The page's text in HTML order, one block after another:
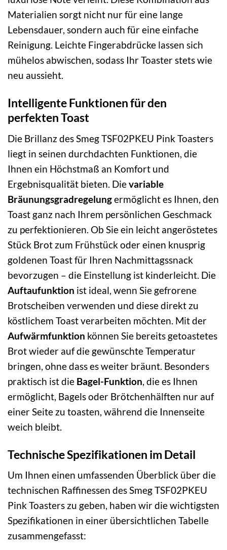
Materialien sorgt nicht nur für eine lange
Lebensdauer, sondern auch für eine einfache
Reinigung. Leichte Fingerabdrücke lassen sich
mühelos abwischen, sodass Ihr Toaster stets wie
neu aussieht.
Intelligente Funktionen für den
perfekten Toast
Die Brillanz des Smeg TSF02PKEU Pink Toasters
liegt in seinen durchdachten Funktionen, die
Ihnen ein Höchstmaß an Komfort und
Ergebnisqualität bieten. Dievariable
Bräunungsgradregelungermöglicht es Ihnen, den
Toast ganz nach Ihrem persönlichen Geschmack
zu perfektionieren. Ob Sie ein leicht angeröstetes
Stück Brot zum Frühstück oder einen knusprig
goldenen Toast für Ihren Nachmittagssnack
bevorzugen – die Einstellung ist kinderleicht. Die
Auftaufunktion ist ideal, wenn Sie gefrorene
Brotscheiben verwenden und diese direkt zu
köstlichem Toast verarbeiten möchten. Mit der
Aufwärmfunktion können Sie bereits getoastetes
Brot wieder auf die gewünschte Temperatur
bringen, ohne dass es weiter bräunt. Besonders
praktisch ist die Bagel-Funktion, die es Ihnen
ermöglicht, Bagels oder Brötchenhälften nur auf
einer Seite zu toasten, während die Innenseite
weich bleibt.
Technische Spezifikationen im Detail
Um Ihnen einen umfassenden Überblick über die
technischen Raffinessen des Smeg TSF02PKEU
Pink Toasters zu geben, haben wir die wichtigsten
Spezifikationen in einer übersichtlichen Tabelle
zusammengefasst: